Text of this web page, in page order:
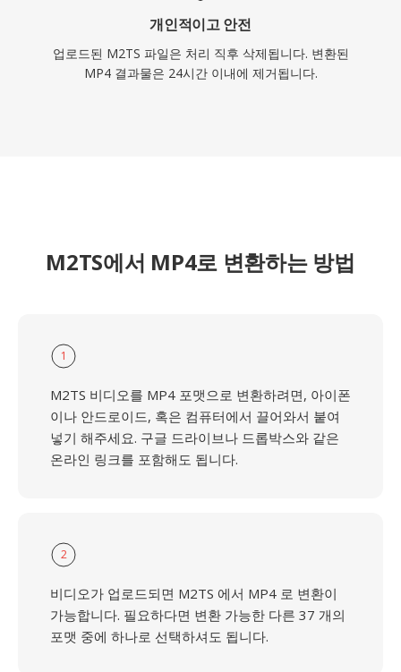
개인적이고 안전
업로드된 M2TS 파일은 처리 직후 삭제됩니다. 변환된
MP4 결과물은 24시간 이내에 제거됩니다.
M2TS에서 MP4로 변환하는 방법
1
M2TS 비디오를 MP4 포맷으로 변환하려면, 아이폰
이나 안드로이드, 혹은 컴퓨터에서 끌어와서 붙여
넣기 해주세요. 구글 드라이브나 드롭박스와 같은
온라인 링크를 포함해도 됩니다.
2
비디오가 업로드되면 M2TS 에서 MP4 로 변환이
가능합니다. 필요하다면 변환 가능한 다른 37 개의
포맷 중에 하나로 선택하셔도 됩니다.